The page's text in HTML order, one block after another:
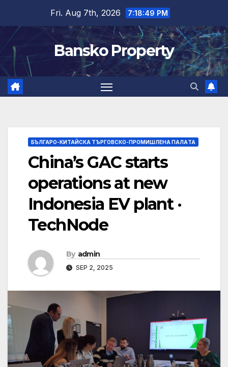
content
Fri. Aug 7th, 2026 7:18:49 PM
Bansko Property
БЪЛГАРО-КИТАЙСКА ТЪРГОВСКО-ПРОМИШЛЕНА ПАЛAТА
China’s GAC starts
operations at new
Indonesia EV plant ·
TechNode
By admin
SEP 2, 2025